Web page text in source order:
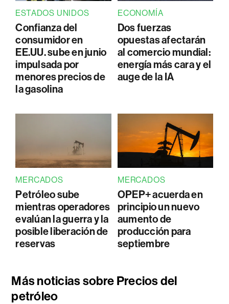
ESTADOS UNIDOS
Confianza del
consumidor en
EE.UU. sube en junio
impulsada por
menores precios de
la gasolina
ECONOMÍA
Dos fuerzas
opuestas afectarán
al comercio mundial:
energía más cara y el
auge de la IA
MERCADOS
Petróleo sube
mientras operadores
evalúan la guerra y la
posible liberación de
reservas
MERCADOS
OPEP+ acuerda en
principio un nuevo
aumento de
producción para
septiembre
Más noticias sobre Precios del
petróleo